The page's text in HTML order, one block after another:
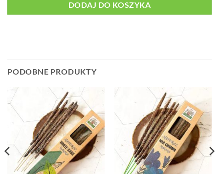
DODAJ DO KOSZYKA
PODOBNE PRODUKTY